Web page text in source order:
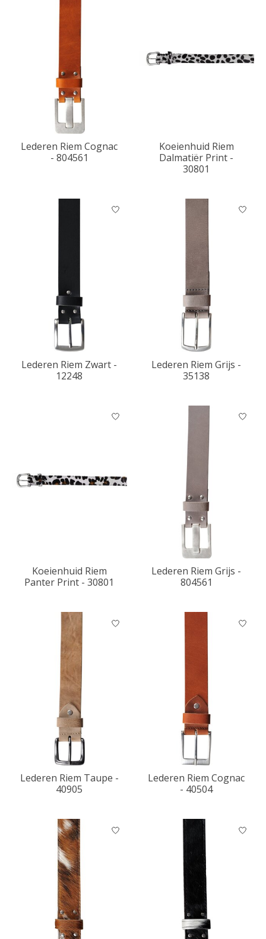
Lederen Riem Cognac
- 804561
Koeienhuid Riem
Dalmatiër Print -
30801
Lederen Riem Zwart -
12248
Lederen Riem Grijs -
35138
Koeienhuid Riem
Panter Print - 30801
Lederen Riem Grijs -
804561
Lederen Riem Taupe -
40905
Lederen Riem Cognac
- 40504